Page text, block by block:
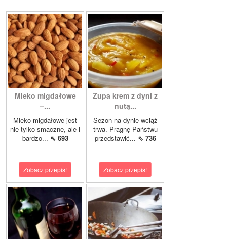
Mleko migdałowe
–...
Mleko migdałowe jest
nie tylko smaczne, ale i
bardzo... ⇖ 693
Zobacz przepis!
Zupa krem z dyni z
nutą...
Sezon na dynie wciąż
trwa. Pragnę Państwu
przedstawić... ⇖ 736
Zobacz przepis!